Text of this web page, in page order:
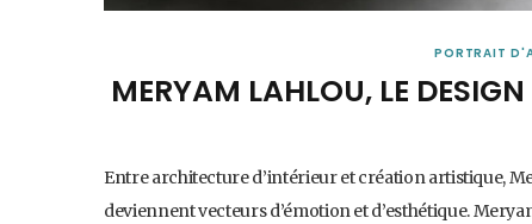
PORTRAIT
MERYAM LAHLOU, LE
Entre architecture d’intérieur et création artistique,
deviennent vecteurs d’émotion et d’esthétique.